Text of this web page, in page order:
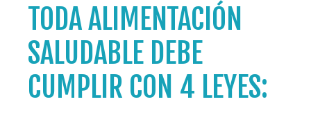
TODA ALIMENTACIÓN
SALUDABLE DEBE
CUMPLIR CON 4 LEYES: